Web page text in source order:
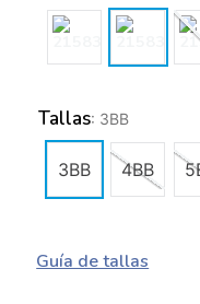
Tallas: 3BB
3BB 4BB
Guía de tallas